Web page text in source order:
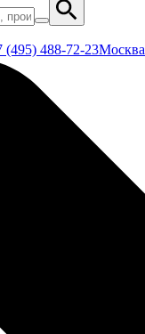
(495) 488-72-23Москва